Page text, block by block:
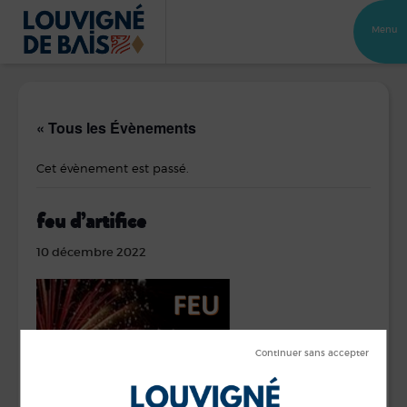
Menu
« Tous les Évènements
Cet évènement est passé.
feu d’artifice
10 décembre 2022